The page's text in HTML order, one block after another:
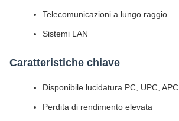
Telecomunicazioni a lungo raggio
Sistemi LAN
Caratteristiche chiave
Disponibile lucidatura PC, UPC, APC
Perdita di rendimento elevata